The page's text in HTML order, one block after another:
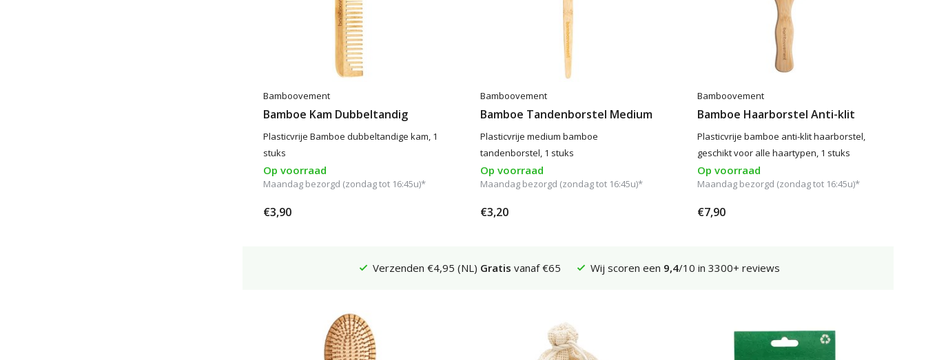
Bamboovement
Bamboe Kam Dubbeltandig
Plasticvrije Bamboe dubbeltandige kam, 1
stuks
Op voorraad
Maandag bezorgd (zondag tot 16:45u)*
€3,90
Bamboovement
Bamboe Tandenborstel Medium
Plasticvrije medium bamboe
tandenborstel, 1 stuks
Op voorraad
Maandag bezorgd (zondag tot 16:45u)*
€3,20
Bamboovement
Bamboe Haarborstel Anti-klit
Plasticvrije bamboe anti-klit haarborstel,
geschikt voor alle haartypen, 1 stuks
Op voorraad
Maandag bezorgd (zondag tot 16:45u)*
€7,90
Verzenden €4,95 (NL) Gratis vanaf €65 Wij scoren een 9,4/10 in 3300+ reviews